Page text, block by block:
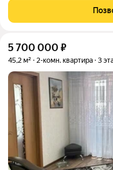
ремонт. Отличный вариант как
так и для сдачи в
5 700 000 ₽
45,2 м² 2-комн. квартира 3